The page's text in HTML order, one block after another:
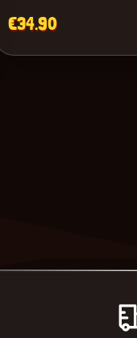
€34.90